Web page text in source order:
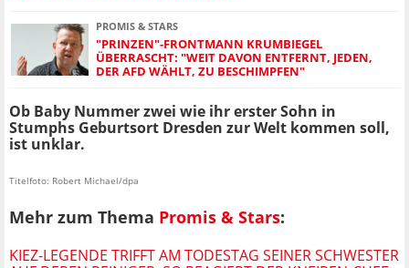
PROMIS & STARS
"PRINZEN"-FRONTMANN KRUMBIEGEL
ÜBERRASCHT: "WEIT DAVON ENTFERNT, JEDEN,
DER AFD WÄHLT, ZU BESCHIMPFEN"
Ob Baby Nummer zwei wie ihr erster Sohn in
Stumphs Geburtsort Dresden zur Welt kommen soll,
ist unklar.
Titelfoto: Robert Michael/dpa
Mehr zum Thema Promis & Stars:
KIEZ-LEGENDE TRIFFT AM TODESTAG SEINER SCHWESTER